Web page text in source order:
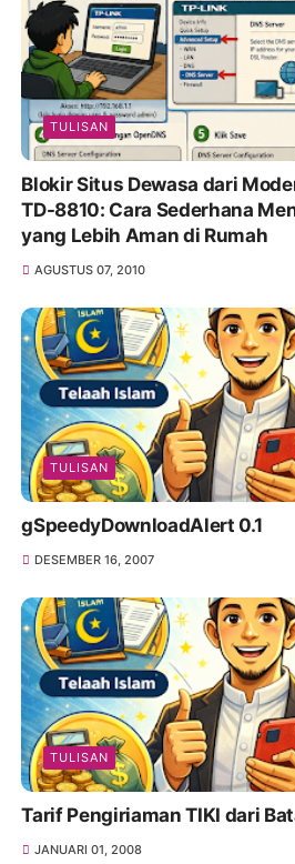
TULISAN
Blokir Situs Dewasa dari
TD-8810: Cara Sederhana
yang Lebih Aman di Rumah
AGUSTUS 07, 2010
TULISAN
gSpeedyDownloadAlert 0.1
DESEMBER 16, 2007
TULISAN
Tarif Pengiriaman TIKI dari
JANUARI 01, 2008